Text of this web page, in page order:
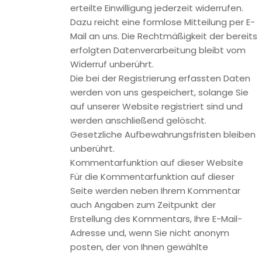
https://twitter.com/privacy.
Ihre Datenschutzeinstellungen bei Twitter können Sie in den
Konto-Einstellungen unter
https://twitter.com/account/settings ändern.
5. Analyse Tools und Werbung
Google Analytics
Diese Website nutzt Funktionen des Webanalysedienstes
Google Analytics. Anbieter ist die Google Inc., 1600
Amphitheatre Parkway, Mountain View, CA 94043, USA.
Google Analytics verwendet so genannte „Cookies“. Das
sind Textdateien, die auf Ihrem Computer gespeichert
werden und die eine Analyse der Benutzung der Website
durch Sie ermöglichen. Die durch den Cookie erzeugten
Informationen über Ihre Benutzung dieser Website werden
in der Regel an einen Server von Google in den USA
übertragen und dort gespeichert.
Die Speicherung von Google-Analytics-Cookies erfolgt auf
Grundlage von Art. 6 Abs. 1 lit. f DSGVO. Der